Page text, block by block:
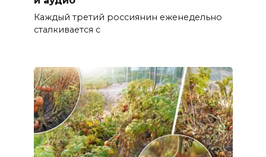
Каждый третий россиянин еженедельно
сталкивается с